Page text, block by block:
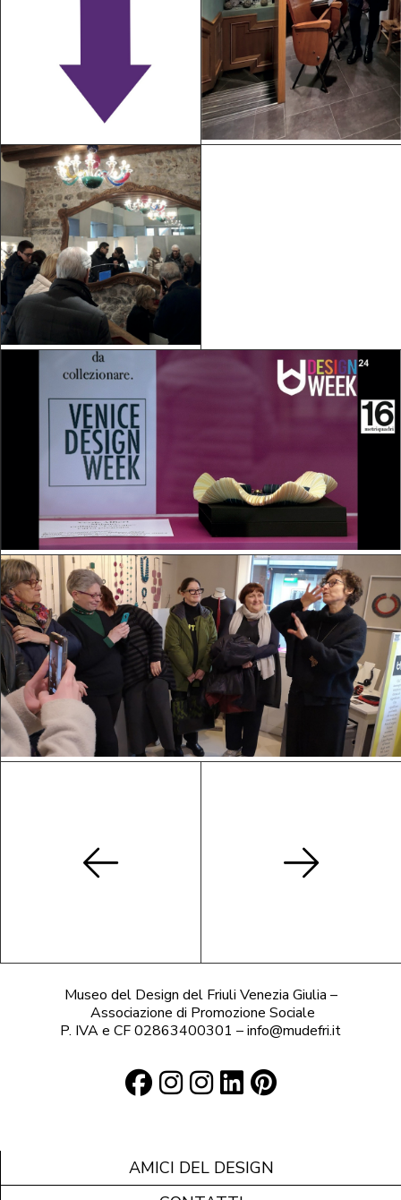
Museo del Design del Friuli Venezia Giulia –
Associazione di Promozione Sociale
P. IVA e CF 02863400301 – info@mudefri.it
AMICI DEL DESIGN